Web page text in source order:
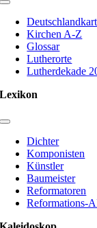
Toggle
Navigation
Kirchen A-Z
Glossar
Lutherorte
Lutherdekade
Lexikon
Toggle
Navigation
Dichter
Komponisten
Künstler
Baumeister
Reformatoren
Reformations-